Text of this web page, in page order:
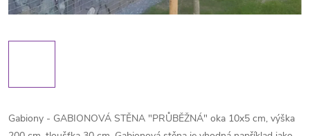
Gabiony - GABIONOVÁ STĚNA "PRŮBĚŽNÁ" oka 10x5 cm, výška